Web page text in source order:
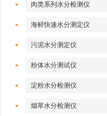
肉类系列水分检测仪
海鲜快速水分测定仪
污泥水分测定仪
粉体水分测试仪
淀粉水分检测仪
烟草水分检测仪